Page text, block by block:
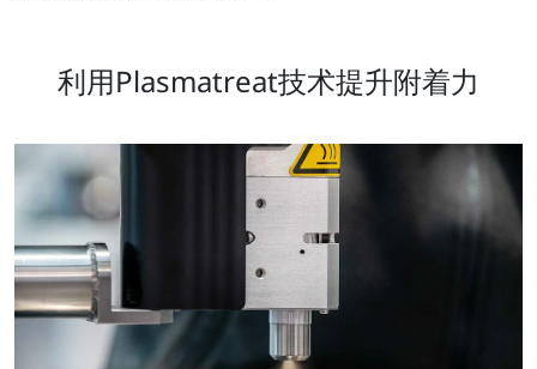
利用Plasmatreat技术提升附着力